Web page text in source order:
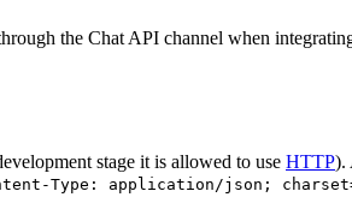
the Chat API channel when
stage it is allowed to use HTTP).
Type: application/json;